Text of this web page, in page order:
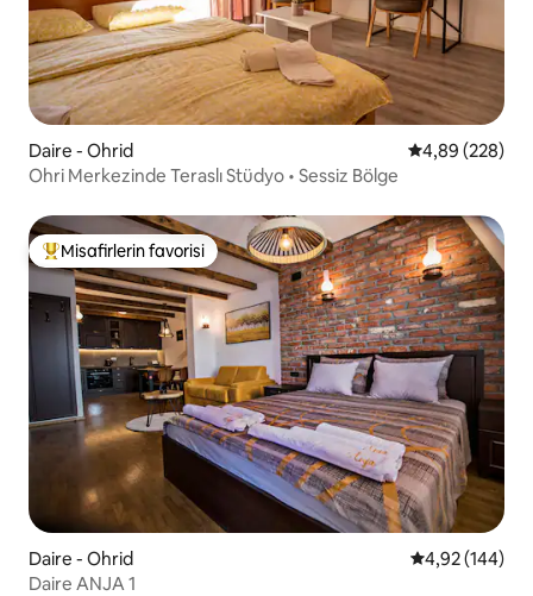
Daire - Ohrid 5 üzerinden
4,89 (228)
Ohri Merkezinde Teraslı Stüdyo • Sessiz Bölge
Misafirlerin favorilerinden en beğenilenler arasında
Misafirlerin favorisi
Daire - Ohrid 5 üzerinden
4,92 (144)
Daire ANJA 1